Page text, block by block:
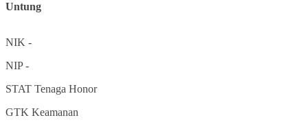
Untung
NIK -
NIP-
STAT Tenaga Honor
GTK Keamanan